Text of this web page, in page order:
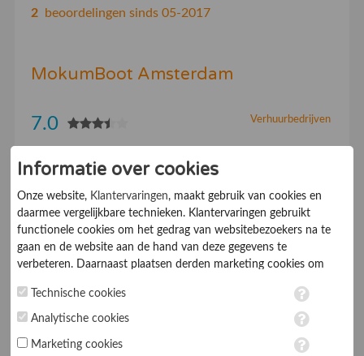
2beoordelingen sinds 05-2017
MokumBoot Amsterdam
Verhuurbedrijven
7.0
Een elektrisch bootje huren in Amsterdam: vanaf €
vijf opstaplocaties. Reserveer snel en eenvoudig een
sloep online.
Aanmelden als bedrijf
Informatie over cookies
Onze website, Klantervaringen, maakt gebruik van cookies en
daarmee vergelijkbare technieken. Klantervaringen gebruikt
functionele cookies om het gedrag van websitebezoekers na te
gaan en de website aan de hand van deze gegevens te
verbeteren. Daarnaast plaatsen derden marketing cookies om
marketing cookies worden persoonsgegevens verwerkt. Je geeft
toestemming voor deze verwerking wanneer je hieronder een
op ieder moment aanpassen in de
. Lees voor meer
Technische cookies
Analytische cookies
Marketing cookies